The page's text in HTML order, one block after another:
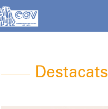
Destacats